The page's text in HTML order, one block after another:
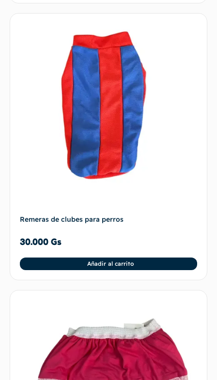
Remeras de clubes para perros
30.000 Gs
Añadir al carrito